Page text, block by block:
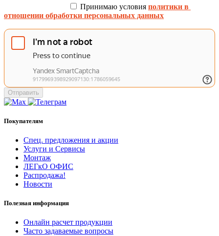
Принимаю условия политики в
отношении обработки персональных данных
Отправить
Покупателям
Спец. предложения и акции
Услуги и Сервисы
Монтаж
ЛЕГкО ОФИС
Распродажа!
Новости
Полезная информация
Онлайн расчет продукции
Часто задаваемые вопросы